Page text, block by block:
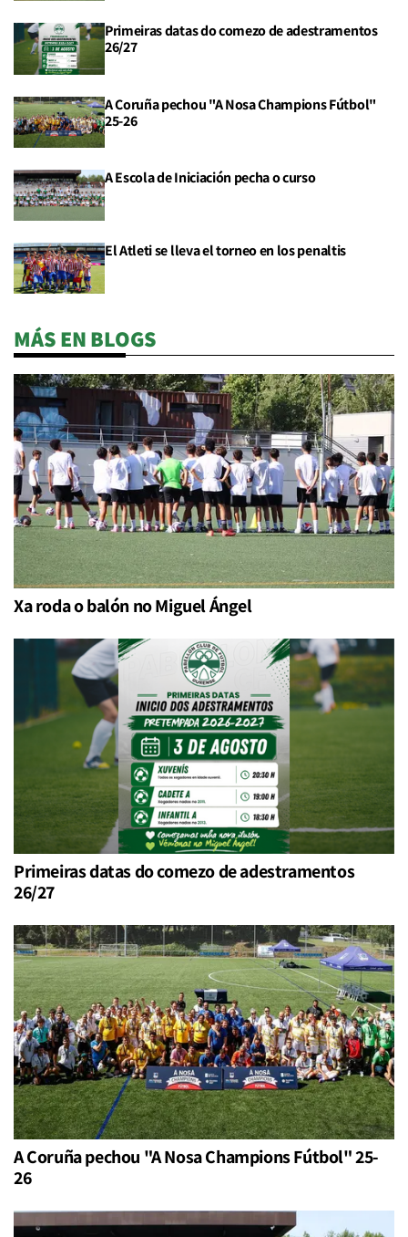
Primeiras datas do comezo de adestramentos
26/27
A Coruña pechou "A Nosa Champions Fútbol"
25-26
A Escola de Iniciación pecha o curso
El Atleti se lleva el torneo en los penaltis
MÁS EN BLOGS
Xa roda o balón no Miguel Ángel
Primeiras datas do comezo de adestramentos
26/27
A Coruña pechou "A Nosa Champions Fútbol" 25-
26